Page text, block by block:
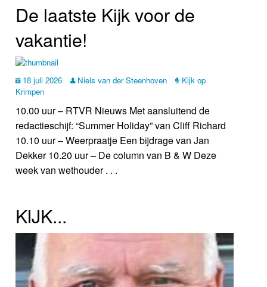
De laatste Kijk voor de
vakantie!
18 juli 2026 Niels van der Steenhoven
Kijk op
Krimpen
10.00 uur – RTVR Nieuws Met aansluitend de
redactieschijf: “Summer Holiday” van Cliff Richard
10.10 uur – Weerpraatje Een bijdrage van Jan
Dekker 10.20 uur – De column van B & W Deze
week van wethouder . . .
KIJK...